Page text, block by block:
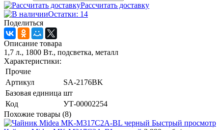
Рассчитать доставку
Остатки: 14
Поделиться
Описание товара
1,7 л., 1800 Вт., подсветка, металл
Характеристики:
Прочие
Артикул
SA-2176BK
Базовая единица шт
Код
УТ-00002254
Похожие товары (8)
Быстрый просмотр